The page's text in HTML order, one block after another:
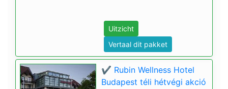
Uitzicht
Vertaal dit pakket
✔️ Rubin Wellness Hotel
Budapest téli hétvégi akció